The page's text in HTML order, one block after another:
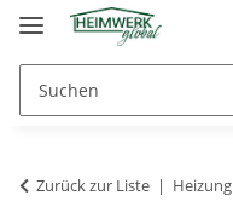
Zurück zur Liste Heizung